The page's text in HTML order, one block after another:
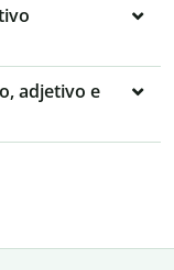
adjetivo e